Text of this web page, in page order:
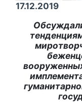
17.12.2019